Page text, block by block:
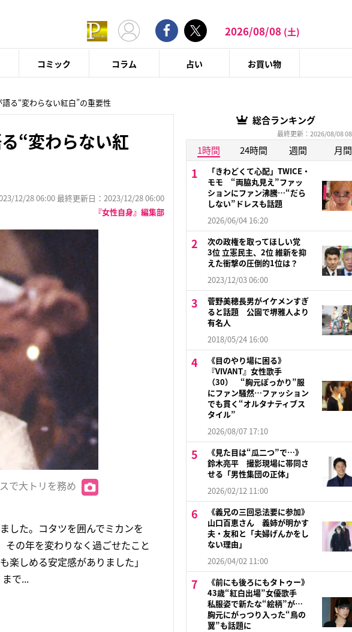
2026/08/08 (土)
コミック コラム 占い お買い物
る“変わらない紅白”の重要性
“変わらない紅
12/28 06:00 最終更新日：2023/12/28 06:00
『女性自身』編集部
で大トリを務め
した。コタツを囲んでミカンを
の年を変わりなく過ごせたこと
楽しめる安定感がありました」
で...
総合ランキング
最終更新：2026/08/08
1時間 24時間 週間 月間
「きわどくて心配」TWICE・
モモ “両脇丸見え”ファッ
ションにファン沸騰…“だら
しない”ドレスも話題
2026/06/04 16:20
次の政権を取ってほしい党
3位 立憲民主、2位 維新を抑
えた衝撃の圧倒的1位は？
2023/12/03 06:00
菅野美穂長男がイケメンすぎ
ると話題 公園で堺雅人より
有名人
2018/05/24 16:00
《目のやり場に困る》
『VIVANT』女性歌手
（30） “胸元ぽっかり”服
にファン騒然…ファッション
でも貫く“オルタナティブス
タイル”
2026/08/07 17:10
《見た目は“瓜二つ”で…》
鈴木亮平 撮影現場に帯同さ
せる「男性集団の正体」
2026/02/12 11:00
《義兄の三回忌法要に参加》
山口百恵さん 義姉が明かす
夫・友和と「夫婦げんかをし
ない理由」
2026/04/02 11:00
《前にも後ろにもタトゥー》
43歳“紅白出場”女優歌手
私服姿で新たな“絵柄”が…
胸元にがっつり入った“鳥の
翼”も話題に